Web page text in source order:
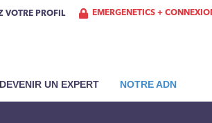
VOTRE PROFIL EMERGENETICS +
DEVENIR UN EXPERT NOTRE ADN